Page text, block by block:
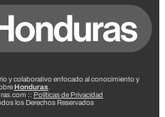
y colaborativo enfocado al conocimiento y
Honduras
:: Políticas de Privacidad
los Derechos Reservados